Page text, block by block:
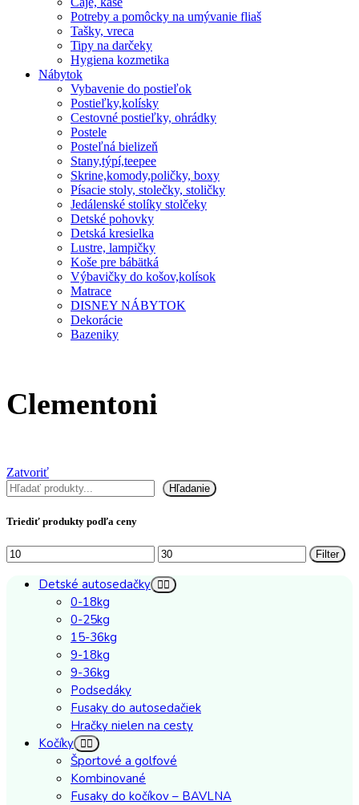
Potreby a pomôcky na umývanie fliaš
Tašky, vreca
Tipy na darčeky
Hygiena kozmetika
Nábytok
Vybavenie do postieľok
Postieľky,kolísky
Cestovné postieľky, ohrádky
Postele
Posteľná bielizeň
Stany,týpí,teepee
Skrine,komody,poličky, boxy
Písacie stoly, stolečky, stoličky
Jedálenské stolíky stolčeky
Detské pohovky
Detská kresielka
Lustre, lampičky
Koše pre bábätká
Výbavičky do košov,kolísok
Matrace
DISNEY NÁBYTOK
Dekorácie
Bazeniky
Clementoni
Zatvoriť
Hľadať
Hľadanie
Triediť produkty podľa ceny
Minimálna
cena
Maximálna
cena
Filter
Detské autosedačky
0-18kg
0-25kg
15-36kg
9-18kg
9-36kg
Podsedáky
Fusaky do autosedačiek
Hračky nielen na cesty
Kočíky
Športové a golfové
Kombinované
Fusaky do kočíkov – BAVLNA